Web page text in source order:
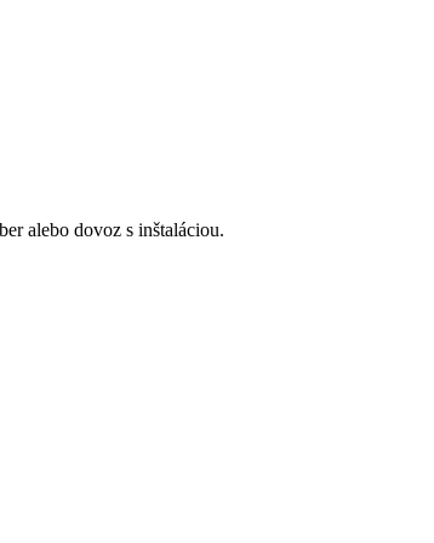
alebo dovoz s inštaláciou.